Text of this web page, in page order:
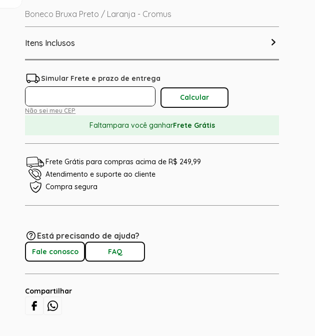
Boneco Bruxa Preto / Laranja - Cromus
Itens Inclusos
Não sei meu CEP
Calcular O Frete
Faltampara você ganharFrete Grátis
Frete Grátis para compras acima de R$ 249,99
Atendimento e suporte ao cliente
Compra segura
Está precisando de ajuda?
Fale conosco FAQ
Compartilhar